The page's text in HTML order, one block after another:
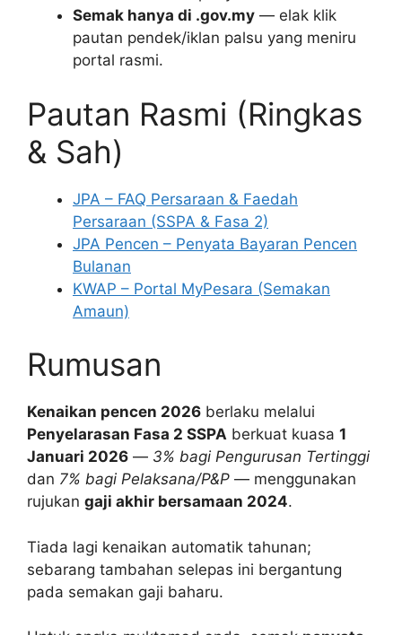
Semak hanya di .gov.my — elak klik
pautan pendek/iklan palsu yang meniru
portal rasmi.
Pautan Rasmi (Ringkas
& Sah)
JPA – FAQ Persaraan & Faedah
Persaraan (SSPA & Fasa 2)
JPA Pencen – Penyata Bayaran Pencen
Bulanan
KWAP – Portal MyPesara (Semakan
Amaun)
Rumusan
Kenaikan pencen 2026 berlaku melalui
Penyelarasan Fasa 2 SSPA berkuat kuasa 1
Januari 2026 — 3% bagi Pengurusan Tertinggi
dan 7% bagi Pelaksana/P&P — menggunakan
rujukan gaji akhir bersamaan 2024.
Tiada lagi kenaikan automatik tahunan;
sebarang tambahan selepas ini bergantung
pada semakan gaji baharu.